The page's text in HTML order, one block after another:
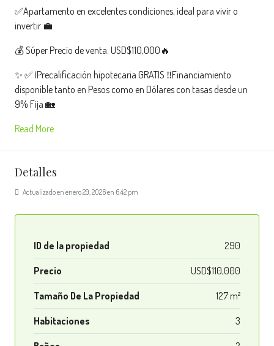
✅Apartamento en excelentes condiciones, ideal para vivir o
invertir 💼
💰 Súper Precio de venta: USD$110,000🔥
✨ ✅ ¡Precalificación hipotecaria GRATIS ‼️Financiamiento
disponible tanto en Pesos como en Dólares con tasas desde un
9% Fija 🏡
Read More
Detalles
Actualizado en enero 29, 2026 en 6:42 pm
ID de la propiedad 290
Precio USD$110,000
Tamaño De La Propiedad 127 m²
Habitaciones 3